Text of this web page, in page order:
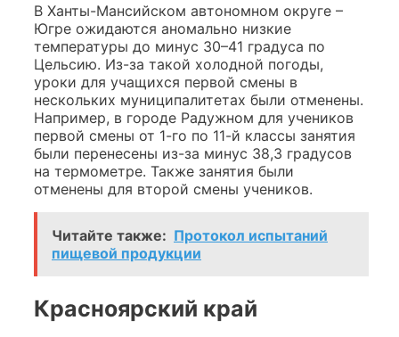
В Ханты-Мансийском автономном округе –
Югре ожидаются аномально низкие
температуры до минус 30–41 градуса по
Цельсию. Из-за такой холодной погоды,
уроки для учащихся первой смены в
нескольких муниципалитетах были отменены.
Например, в городе Радужном для учеников
первой смены от 1-го по 11-й классы занятия
были перенесены из-за минус 38,3 градусов
на термометре. Также занятия были
отменены для второй смены учеников.
Читайте также: Протокол испытаний
пищевой продукции
Красноярский край